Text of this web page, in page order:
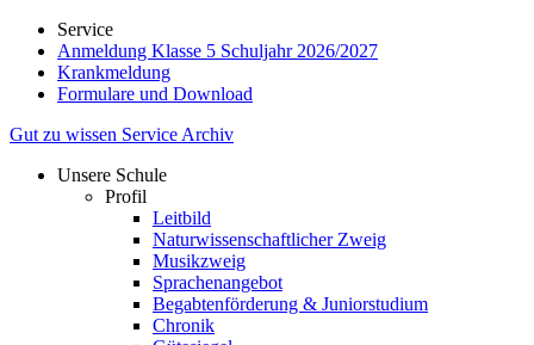
Service
Anmeldung Klasse 5 Schuljahr 2026/2027
Krankmeldung
Formulare und Download
Gut zu wissen Service Archiv
Unsere Schule
Profil
Leitbild
Naturwissenschaftlicher Zweig
Musikzweig
Sprachenangebot
Begabtenförderung & Juniorstudium
Chronik